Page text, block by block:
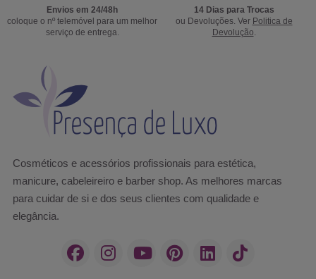
Envios em 24/48h
coloque o nº telemóvel para um melhor
serviço de entrega.
14 Dias para Trocas
ou Devoluções. Ver Politica de
Devolução.
Cosméticos e acessórios profissionais para estética,
manicure, cabeleireiro e barber shop. As melhores marcas
para cuidar de si e dos seus clientes com qualidade e
elegância.